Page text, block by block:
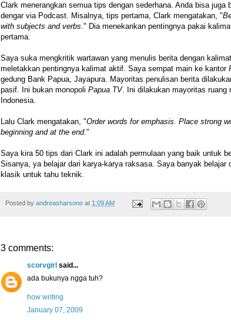
Clark menerangkan semua tips dengan sederhana. Anda bisa juga
dengar via Podcast. Misalnya, tips pertama, Clark mengatakan, "
with subjects and verbs." Dia menekankan pentingnya pakai
pertama.
Saya suka mengkritik wartawan yang menulis berita dengan
meletakkan pentingnya kalimat aktif. Saya sempat main ke kantor
gedung Bank Papua, Jayapura. Mayoritas penulisan berita
pasif. Ini bukan monopoli Papua TV. Ini dilakukan mayoritas ruang
Indonesia.
Lalu Clark mengatakan, "Order words for emphasis. Place strong
beginning and at the end."
Saya kira 50 tips dari Clark ini adalah permulaan yang baik untuk
Sisanya, ya belajar dari karya-karya raksasa. Saya banyak belajar
klasik untuk tahu teknik.
Posted by andreasharsono at 1:09 AM
3 comments:
scorvgirl said...
ada bukunya ngga tuh?
how writing
January 07, 2009